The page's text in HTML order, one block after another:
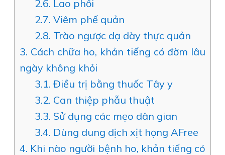
2.6. Lao phổi
2.7. Viêm phế quản
2.8. Trào ngược dạ dày thực quản
3. Cách chữa ho, khản tiếng có đờm lâu
ngày không khỏi
3.1. Điều trị bằng thuốc Tây y
3.2. Can thiệp phẫu thuật
3.3. Sử dụng các mẹo dân gian
3.4. Dùng dung dịch xịt họng AFree
4. Khi nào người bệnh ho, khản tiếng có